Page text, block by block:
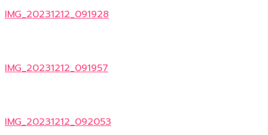
IMG_20231212_091928
IMG_20231212_091957
IMG_20231212_092053